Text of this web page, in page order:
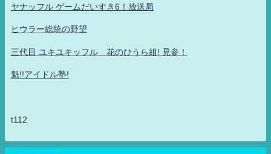
ヤナッフル ゲームだいすき6！放送局
ヒウラー総統の野望
三代目 ユキユキッフル 花のひうら組! 見参！
魁!!アイドル塾!
t112